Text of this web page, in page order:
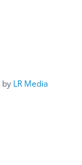
LR Media